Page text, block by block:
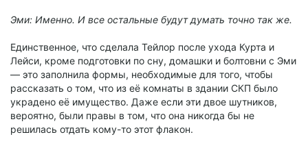
Эми: Именно. И все остальные будут думать точно так же.
Единственное, что сделала Тейлор после ухода Курта и
Лейси, кроме подготовки по сну, домашки и болтовни с Эми
— это заполнила формы, необходимые для того, чтобы
рассказать о том, что из её комнаты в здании СКП было
украдено её имущество. Даже если эти двое шутников,
вероятно, были правы в том, что она никогда бы не
решилась отдать кому-то этот флакон.